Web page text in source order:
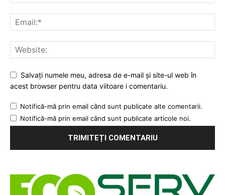
Salvați numele meu, adresa de e-mail și site-ul web în
acest browser pentru data viitoare i comentariu.
Notifică-mă prin email când sunt publicate alte comentarii.
Notifică-mă prin email când sunt publicate articole noi.